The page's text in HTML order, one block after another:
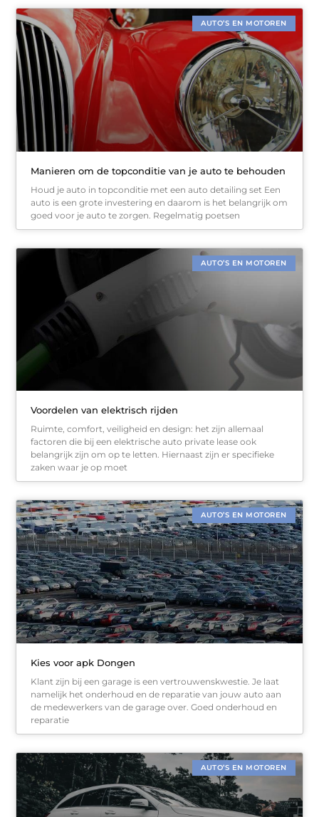
AUTO’S EN MOTOREN
Manieren om de topconditie van je auto te behouden
Houd je auto in topconditie met een auto detailing set Een
auto is een grote investering en daarom is het belangrijk om
goed voor je auto te zorgen. Regelmatig poetsen
AUTO’S EN MOTOREN
Voordelen van elektrisch rijden
Ruimte, comfort, veiligheid en design: het zijn allemaal
factoren die bij een elektrische auto private lease ook
belangrijk zijn om op te letten. Hiernaast zijn er specifieke
zaken waar je op moet
AUTO’S EN MOTOREN
Kies voor apk Dongen
Klant zijn bij een garage is een vertrouwenskwestie. Je laat
namelijk het onderhoud en de reparatie van jouw auto aan
de medewerkers van de garage over. Goed onderhoud en
reparatie
AUTO’S EN MOTOREN